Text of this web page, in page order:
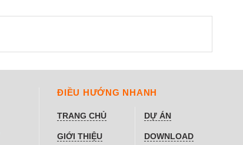
ĐIỀU HƯỚNG NHANH
TRANG CHỦ
GIỚI THIỆU
DỰ ÁN
DOWNLOAD